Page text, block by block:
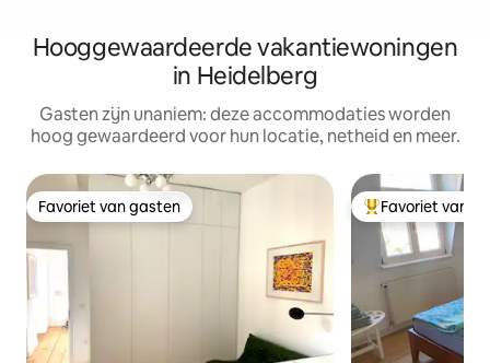
Hooggewaardeerde vakantiewoningen
in Heidelberg
Gasten zijn unaniem: deze accommodaties worden
hoog gewaardeerd voor hun locatie, netheid en meer.
Favoriet van gasten
Favoriet van gasten Topfavoriet van
Favoriet van